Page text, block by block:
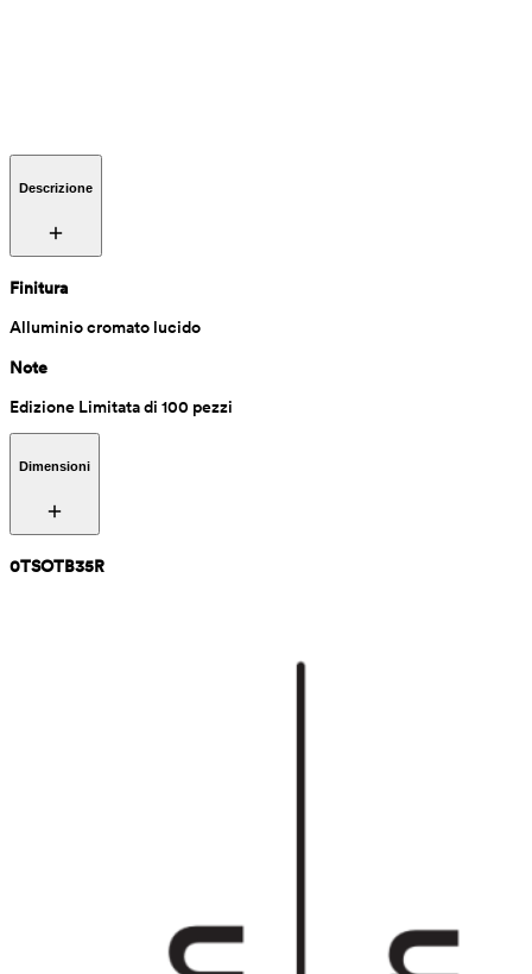
Descrizione
Finitura
Alluminio cromato lucido
Note
Edizione Limitata di 100 pezzi
Dimensioni
0TSOTB35R